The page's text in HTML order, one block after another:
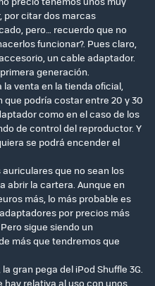
por citar dos marcas
pero… recuerdo que no
funcionar?. Pues claro,
un cable adaptador.
generación.
la venta en la tienda oficial,
podría costar entre 20 y 30
como en el caso de los
de control del reproductor. Y
se podrá encender el
que no sean los
abrir la cartera. Aunque en
más, lo más probable es
por precios más
sigue siendo un
más que tendremos que
gran pega del iPod Shuffle 3G.
hay relativa al uso con unos